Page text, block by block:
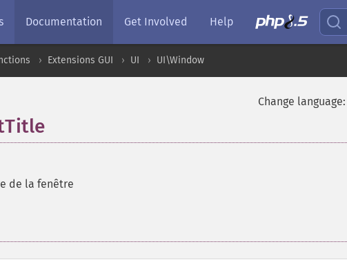
Documentation Get Involved Help
Extensions GUI UI UI\Window
Change language:
de la fenêtre